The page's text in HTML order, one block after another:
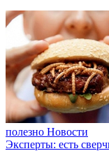
полезно Новости
Эксперты: есть